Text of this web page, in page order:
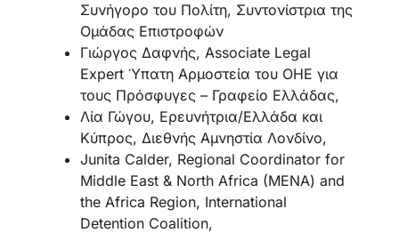
Συνήγορο του Πολίτη, Συντονίστρια της
Ομάδας Επιστροφών
Γιώργος Δαφνής, Associate Legal
Expert Ύπατη Αρμοστεία του ΟΗΕ για
τους Πρόσφυγες – Γραφείο Ελλάδας,
Λία Γώγου, Ερευνήτρια/Ελλάδα και
Κύπρος, Διεθνής Αμνηστία Λονδίνο,
Junita Calder, Regional Coordinator for
Middle East & North Africa (MENA) and
the Africa Region, International
Detention Coalition,